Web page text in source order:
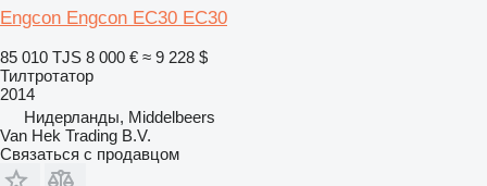
Engcon Engcon EC30 EC30
85 010 TJS 8 000 € ≈ 9 228 $
Тилтротатор
2014
Нидерланды, Middelbeers
Van Hek Trading B.V.
Связаться с продавцом